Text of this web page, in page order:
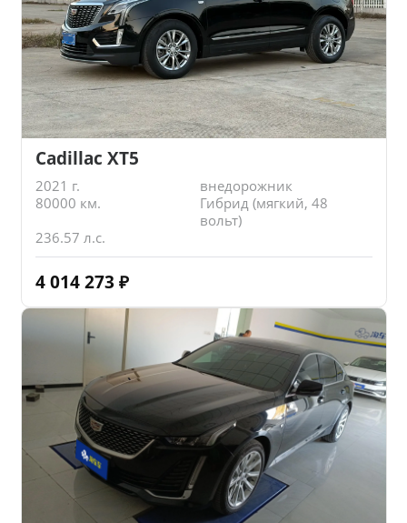
Cadillac XT5
2021 г.
внедорожник
80000 км.
Гибрид (мягкий, 48
вольт)
236.57 л.с.
4 014 273 ₽